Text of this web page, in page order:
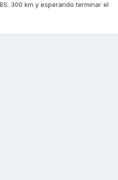
300 km y esperando terminar el